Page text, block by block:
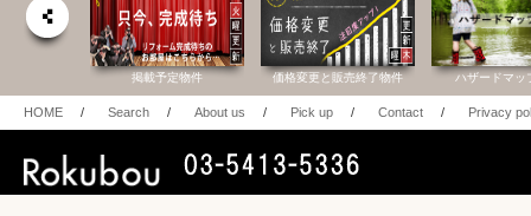
掲載予定物件 価格変更と販売終了物件 ハザードマッ
HOME / Search / About us / Pick up / Contact / Privacy